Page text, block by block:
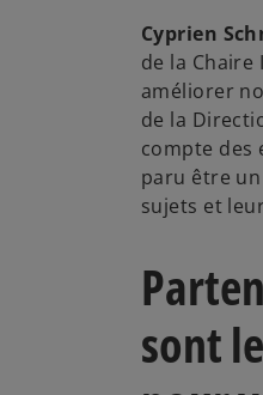
Cyprien
de la
améliorer
de la
compte des
paru être
sujets et
sont